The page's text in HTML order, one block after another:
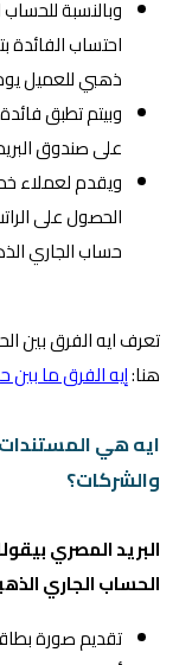
وبالنسبة
احتساب الفائدة
ذهبي للعميل
وبيتم تطبق
على صندوق
ويقدم لعملاء
الحصول على
حساب الجاري
تعرف ايه الفرق بين
هنا:إيه الفرق ما بين
ايه هي المستندات
والشركات؟
البريد المصري
الحساب الجاري
تقديم صورة